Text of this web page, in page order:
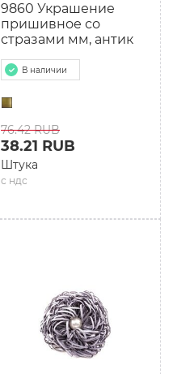
9860 Украшение
пришивное со
стразами мм, антик
В наличии
76.42 RUB
с ндс
38.21 RUB
Штука